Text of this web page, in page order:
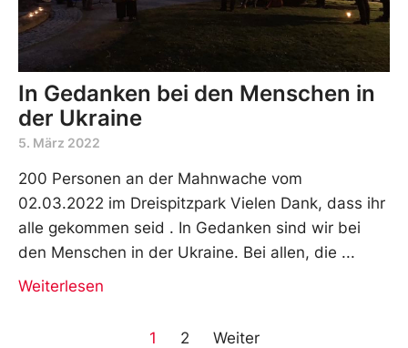
In Gedanken bei den Menschen in
der Ukraine
5. März 2022
200 Personen an der Mahnwache vom
02.03.2022 im Dreispitzpark Vielen Dank, dass ihr
alle gekommen seid . In Gedanken sind wir bei
den Menschen in der Ukraine. Bei allen, die
Weiterlesen
1 2 Weiter